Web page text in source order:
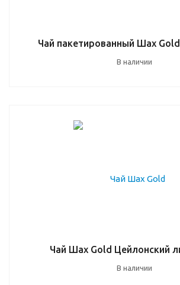
Чай пакетированный Шах
В наличии
Чай Шах Gold Цейлонский
В наличии